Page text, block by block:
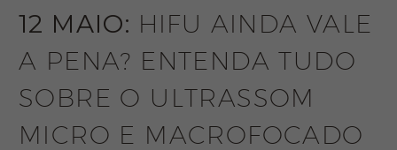
12 MAIO: HIFU AINDA VALE
A PENA? ENTENDA TUDO
SOBRE O ULTRASSOM
MICRO E MACROFOCADO